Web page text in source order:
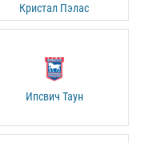
Кристал Пэлас
Ипсвич Таун